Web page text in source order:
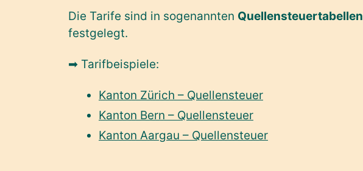
Die Tarife sind in sogenannten Quellensteuertabellen
festgelegt.
➡ Tarifbeispiele:
Kanton Zürich – Quellensteuer
Kanton Bern – Quellensteuer
Kanton Aargau – Quellensteuer